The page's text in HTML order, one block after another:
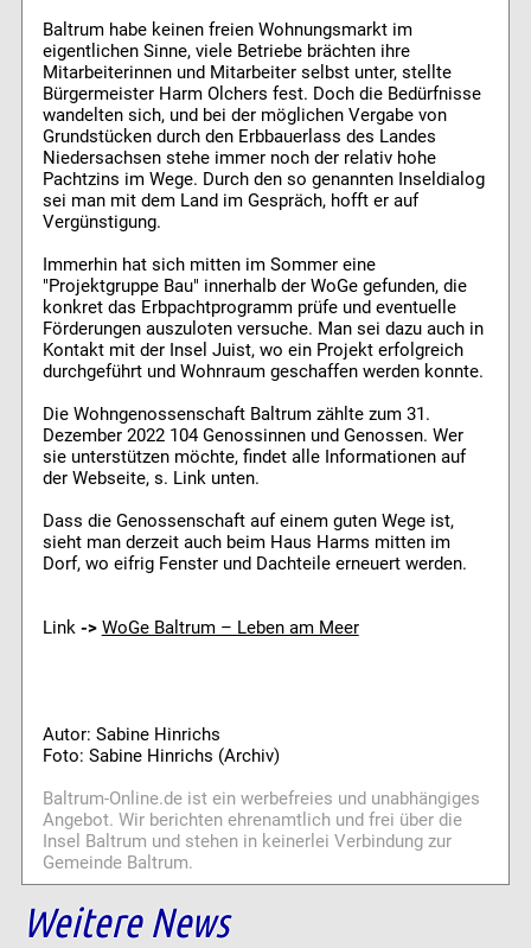
Baltrum habe keinen freien Wohnungsmarkt im
eigentlichen Sinne, viele Betriebe brächten ihre
Mitarbeiterinnen und Mitarbeiter selbst unter, stellte
Bürgermeister Harm Olchers fest. Doch die Bedürfnisse
wandelten sich, und bei der möglichen Vergabe von
Grundstücken durch den Erbbauerlass des Landes
Niedersachsen stehe immer noch der relativ hohe
Pachtzins im Wege. Durch den so genannten Inseldialog
sei man mit dem Land im Gespräch, hofft er auf
Vergünstigung.
Immerhin hat sich mitten im Sommer eine
"Projektgruppe Bau" innerhalb der WoGe gefunden, die
konkret das Erbpachtprogramm prüfe und eventuelle
Förderungen auszuloten versuche. Man sei dazu auch in
Kontakt mit der Insel Juist, wo ein Projekt erfolgreich
durchgeführt und Wohnraum geschaffen werden konnte.
Die Wohngenossenschaft Baltrum zählte zum 31.
Dezember 2022 104 Genossinnen und Genossen. Wer
sie unterstützen möchte, findet alle Informationen auf
der Webseite, s. Link unten.
Dass die Genossenschaft auf einem guten Wege ist,
sieht man derzeit auch beim Haus Harms mitten im
Dorf, wo eifrig Fenster und Dachteile erneuert werden.
Link -> WoGe Baltrum – Leben am Meer
Autor: Sabine Hinrichs
Foto: Sabine Hinrichs (Archiv)
Baltrum-Online.de ist ein werbefreies und unabhängiges
Angebot. Wir berichten ehrenamtlich und frei über die
Insel Baltrum und stehen in keinerlei Verbindung zur
Gemeinde Baltrum.
Weitere News